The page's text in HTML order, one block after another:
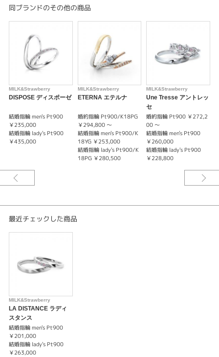
結婚指輪 キュート
メンズ
【LA DISTANCE】 ラディスタンス－道のり－
出会った頃の気持ちを永遠に何十年たってもふたりで幸せな気持ちになれる
「魔法のリング」星の数ほどある出会いの中から最愛の人と出会いこれから
の新しい時代を歩き出すおふたりへ。
いつまでも 出会った頃の気持ちを忘れずにいてほしい と「運命の象徴」ピ
何年たってもリングを見るたびにふたりで幸せな気持ちになれる。そんなか
けがえのない大切なリングとなりますように幸せな日々が訪れますようにと
同ブランドのその他の商品
MILK&Strawberry
DISPOSE ディスポーゼ
結婚指輪 men's Pt900
￥235,000
結婚指輪 lady's Pt900
￥435,000
MILK&Strawberry
ETERNA エテルナ
婚約指輪 Pt900/K18PG
￥294,800 ～
結婚指輪 men's Pt900/K
18YG ￥253,000
結婚指輪 lady's Pt900/K
18PG ￥280,500
MILK&Strawberry
Une Tresse アントレッ
セ
婚約指輪 Pt900 ￥272,2
00 〜
結婚指輪 men's Pt900
￥260,000
結婚指輪 lady's Pt900
￥228,800
最近チェックした商品
MILK&Strawberry
LA DISTANCE ラディ
スタンス
結婚指輪 men's Pt900
￥201,000
結婚指輪 lady's Pt900
￥263,000